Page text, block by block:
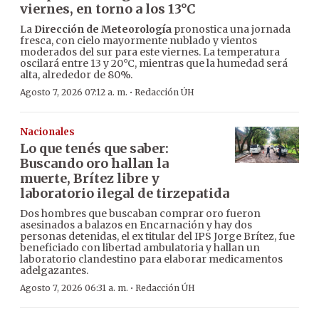
viernes, en torno a los 13°C
La Dirección de Meteorología pronostica una jornada
fresca, con cielo mayormente nublado y vientos
moderados del sur para este viernes. La temperatura
oscilará entre 13 y 20°C, mientras que la humedad será
alta, alrededor de 80%.
Agosto 7, 2026 07:12 a. m. · Redacción ÚH
Nacionales
Lo que tenés que saber:
Buscando oro hallan la
muerte, Brítez libre y
laboratorio ilegal de tirzepatida
Dos hombres que buscaban comprar oro fueron
asesinados a balazos en Encarnación y hay dos
personas detenidas, el ex titular del IPS Jorge Brítez, fue
beneficiado con libertad ambulatoria y hallan un
laboratorio clandestino para elaborar medicamentos
adelgazantes.
Agosto 7, 2026 06:31 a. m. · Redacción ÚH